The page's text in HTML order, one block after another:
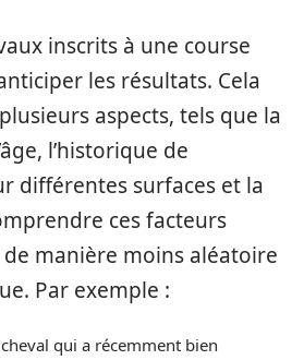
inscrits à une course
les résultats. Cela
aspects, tels que la
l’historique de
différentes surfaces et la
ces facteurs
manière moins aléatoire
Par exemple :
qui a récemment bien